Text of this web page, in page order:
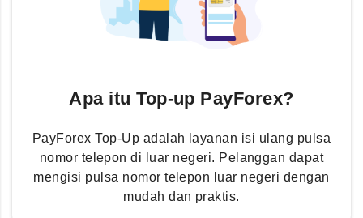
Apa itu Top-up PayForex?
PayForex Top-Up adalah layanan isi ulang pulsa
nomor telepon di luar negeri. Pelanggan dapat
mengisi pulsa nomor telepon luar negeri dengan
mudah dan praktis.